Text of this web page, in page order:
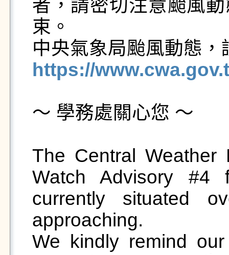
者，請密切注意颱風
束。
https://
～ 學務處關心您 ～
The Central Weather
Watch Advisory #4
currently situated
approaching.
We kindly remind